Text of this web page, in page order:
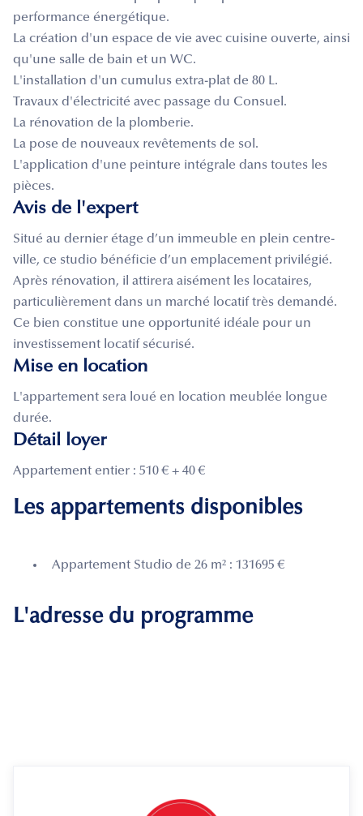
performance énergétique.
La création d'un espace de vie avec cuisine ouverte, ainsi
qu'une salle de bain et un WC.
L'installation d'un cumulus extra-plat de 80 L.
Travaux d'électricité avec passage du Consuel.
La rénovation de la plomberie.
La pose de nouveaux revêtements de sol.
L'application d'une peinture intégrale dans toutes les
pièces.
Avis de l'expert
Situé au dernier étage d’un immeuble en plein centre-
ville, ce studio bénéficie d’un emplacement privilégié.
Après rénovation, il attirera aisément les locataires,
particulièrement dans un marché locatif très demandé.
Ce bien constitue une opportunité idéale pour un
investissement locatif sécurisé.
Mise en location
L'appartement sera loué en location meublée longue
durée.
Détail loyer
Appartement entier : 510 € + 40 €
Les appartements disponibles
Appartement Studio de 26 m² : 131695 €
L'adresse du programme